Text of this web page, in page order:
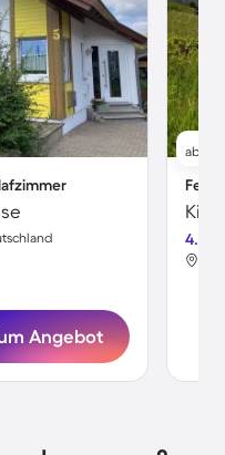
Angebot
ab
4.8